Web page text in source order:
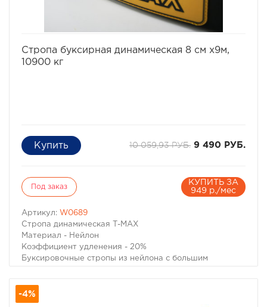
Стропа буксирная динамическая 8 см х9м,
10900 кг
10 059,93 РУБ. 9 490 РУБ.
Под заказ
КУПИТЬ ЗА
949 р./мес
Артикул: W0689
Стропа динамическая Т-МАХ
Материал - Нейлон
Коэффициент удленения - 20%
Буксировочные стропы из нейлона с большим
практически неизбежных при прослаблениях троса
при движении, но и извлечь попавший в грязевой плен
-4%